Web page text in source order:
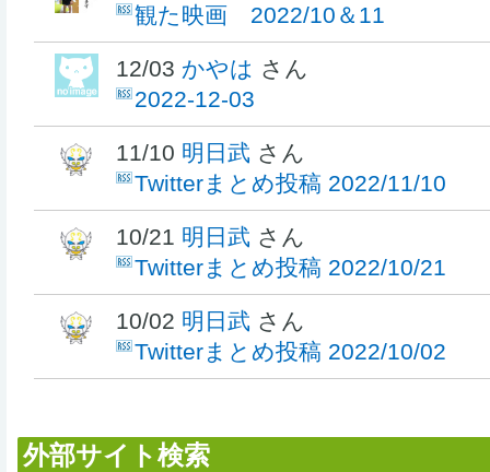
観た映画 2022/10＆11
12/03 かやは さん
2022-12-03
11/10 明日武 さん
Twitterまとめ投稿 2022/11/10
10/21 明日武 さん
Twitterまとめ投稿 2022/10/21
10/02 明日武 さん
Twitterまとめ投稿 2022/10/02
外部サイト検索